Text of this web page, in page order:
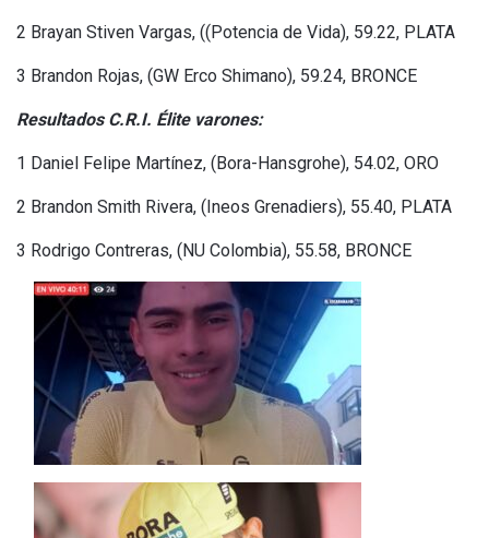
2 Brayan Stiven Vargas, ((Potencia de Vida), 59.22, PLATA
3 Brandon Rojas, (GW Erco Shimano), 59.24, BRONCE
Resultados C.R.I. Élite varones:
1 Daniel Felipe Martínez, (Bora-Hansgrohe), 54.02, ORO
2 Brandon Smith Rivera, (Ineos Grenadiers), 55.40, PLATA
3 Rodrigo Contreras, (NU Colombia), 55.58, BRONCE